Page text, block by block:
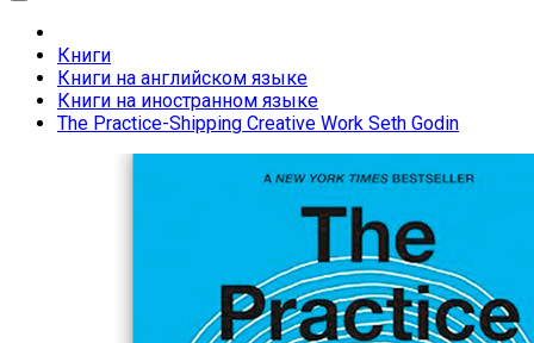
Книги
Книги на английском языке
Книги на иностранном языке
The Practice-Shipping Creative Work Seth Godin